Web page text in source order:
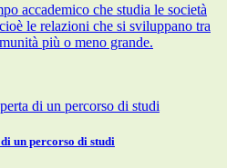
accademico che studia le società
le relazioni che si sviluppano tra
più o meno grande.
un percorso di studi